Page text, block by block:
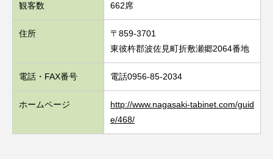
観客数 662席
住所
〒859-3701
東彼杵郡波佐見町折敷瀬郷2064番地
電話・FAX番号 電話0956-85-2034
ホームページ
http://www.nagasaki-tabinet.com/guid
e/468/